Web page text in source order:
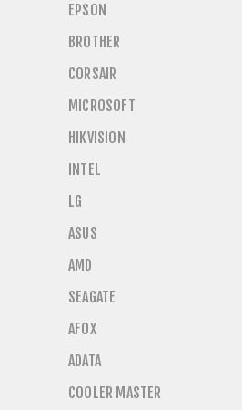
EPSON
BROTHER
CORSAIR
MICROSOFT
HIKVISION
INTEL
LG
ASUS
AMD
SEAGATE
AFOX
ADATA
COOLER MASTER